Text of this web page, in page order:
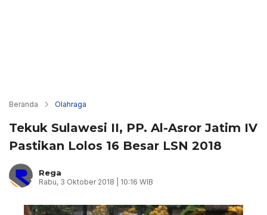
Beranda Olahraga
Tekuk Sulawesi II, PP. Al-Asror Jatim IV
Pastikan Lolos 16 Besar LSN 2018
Rega
Rabu, 3 Oktober 2018 | 10:16 WIB